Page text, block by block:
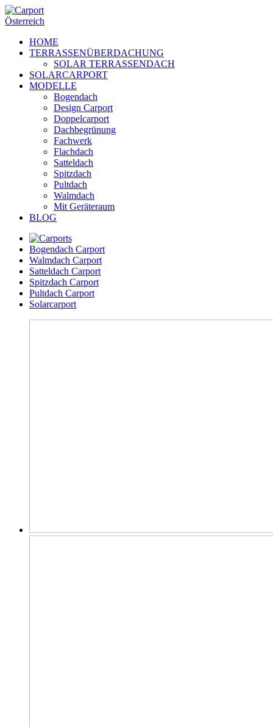
HOME
TERRASSENÜBERDACHUNG
SOLAR TERRASSENDACH
SOLARCARPORT
MODELLE
Bogendach
Design Carport
Doppelcarport
Dachbegrünung
Fachwerk
Flachdach
Satteldach
Spitzdach
Pultdach
Walmdach
Mit Geräteraum
BLOG
Bogendach Carport
Walmdach Carport
Satteldach Carport
Spitzdach Carport
Pultdach Carport
Solarcarport